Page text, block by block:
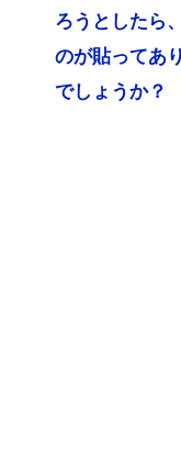
ろうとしたら
のが貼ってあ
でしょうか？